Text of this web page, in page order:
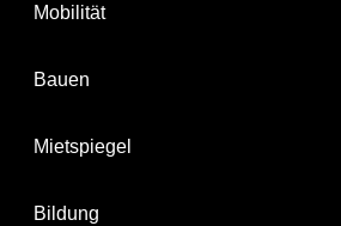
Mobilität
Bauen
Mietspiegel
Bildung